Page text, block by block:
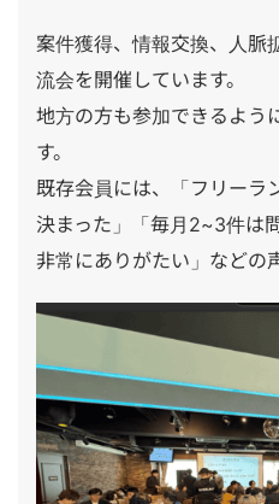
案件獲得、情報交換、人脈
流会を開催しています。
地方の方も参加できるよう
す。
既存会員には、「フリーラ
決まった」「毎月2~3件は
非常にありがたい」などの